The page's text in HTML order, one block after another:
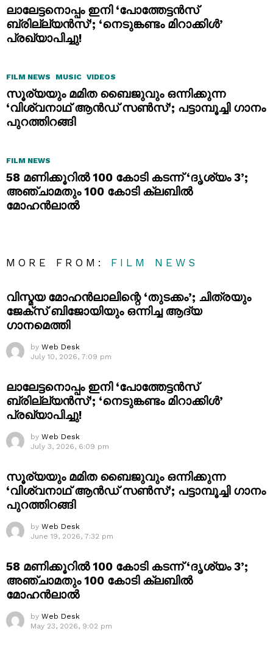
ലാലേട്ടനൊപ്പം ഇനി ‘പോത്തേട്ടൻസ്
ബ്രില്ല്യൻസ്’; ‘നെടുങ്കണ്ടം മിറാക്കിൾ’
പ്രഖ്യാപിച്ചു!
FILM NEWS MUSIC VIDEOS
സൂര്യയും മമിത ബൈജുവും ഒന്നിക്കുന്ന
‘വിശ്വനാഥ് ആൻഡ് സൺസ്’; പട്ടാമ്പൂച്ചി ഗാനം
പുറത്തിറങ്ങി
FILM NEWS
58 മണിക്കൂറിൽ 100 കോടി കടന്ന് ‘ദൃശ്യം 3’;
അഞ്ചാമതും 100 കോടി ക്ലബിൽ
മോഹൻലാൽ
MORE FROM: FILM NEWS
വിസ്മയ മോഹൻലാലിന്റെ ‘തുടക്കം’; ചിത്രയും
ജേക്സ് ബിജോയിയും ഒന്നിച്ച ആദ്യ
ഗാനമെത്തി
by Web Desk
July 10, 2026, 7:09 pm
ലാലേട്ടനൊപ്പം ഇനി ‘പോത്തേട്ടൻസ്
ബ്രില്ല്യൻസ്’; ‘നെടുങ്കണ്ടം മിറാക്കിൾ’
പ്രഖ്യാപിച്ചു!
by Web Desk
July 3, 2026, 6:09 pm
സൂര്യയും മമിത ബൈജുവും ഒന്നിക്കുന്ന
‘വിശ്വനാഥ് ആൻഡ് സൺസ്’; പട്ടാമ്പൂച്ചി ഗാനം
പുറത്തിറങ്ങി
by Web Desk
June 19, 2026, 7:32 pm
58 മണിക്കൂറിൽ 100 കോടി കടന്ന് ‘ദൃശ്യം 3’;
അഞ്ചാമതും 100 കോടി ക്ലബിൽ
മോഹൻലാൽ
by Web Desk
May 23, 2026, 9:02 pm